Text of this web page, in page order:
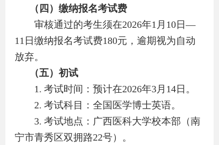
（四）缴纳报名考试费
审核通过的考生须在2026年1 月 10日—
11 日缴纳报名考试费180元，逾期视为自动
放弃。
（五）初试
1.考试时间：预计在2026年3月 14日。
2.考试科目：全国医学博士英语。
3.考试地点：广西医科大学校本部（南
宁市青秀区双拥路22号）。